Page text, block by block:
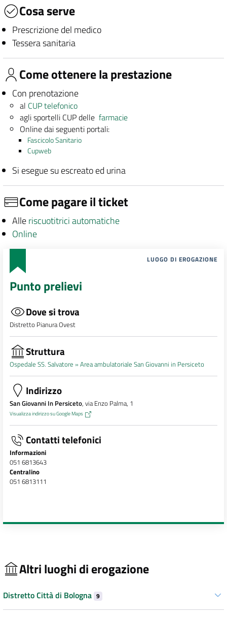
Cosa serve
Prescrizione del medico
Tessera sanitaria
Come ottenere la prestazione
Con prenotazione
al CUP telefonico
agli sportelli CUP dellefarmacie
Online dai seguenti portali:
Fascicolo Sanitario
Cupweb
Si esegue su escreato ed urina
Come pagare il ticket
Alleriscuotitrici automatiche
Online
LUOGO DI EROGAZIONE
Punto prelievi
Dove si trova
Distretto Pianura Ovest
Struttura
Ospedale SS. Salvatore »Area ambulatoriale San Giovanni in Persiceto
Indirizzo
San Giovanni In Persiceto, via Enzo Palma, 1
Visualizza indirizzo su Google Maps
Contatti telefonici
Informazioni
051 6813643
Centralino
051 6813111
Altri luoghi di erogazione
Distretto Città di Bologna 9